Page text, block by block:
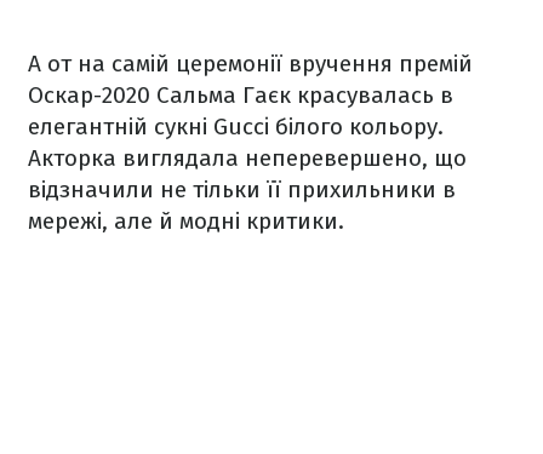
А от на самій церемонії вручення премій
Оскар-2020 Сальма Гаєк красувалась в
елегантній сукні Gucci білого кольору.
Акторка виглядала неперевершено, що
відзначили не тільки її прихильники в
мережі, але й модні критики.